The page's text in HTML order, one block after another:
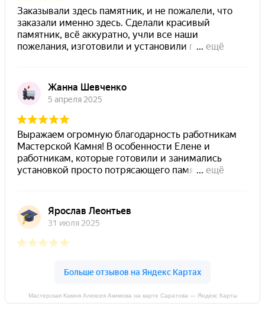
Мастерская Камня Алексея Акимова на карте Саратова — Яндекс Карты